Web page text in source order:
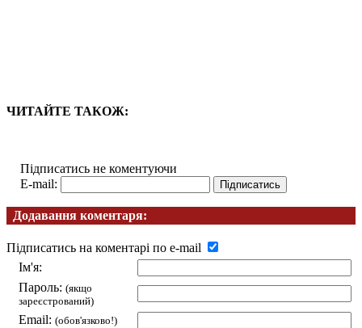
ЧИТАЙТЕ ТАКОЖ:
Підписатись не коментуючи
E-mail:
Додавання коментаря:
Підписатись на коментарі по e-mail
Ім'я:
Пароль: (якщо
зареєстрований)
Email: (обов'язково!)